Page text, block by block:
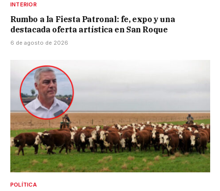
INTERIOR
Rumbo a la Fiesta Patronal: fe, expo y una
destacada oferta artística en San Roque
6 de agosto de 2026
POLÍTICA